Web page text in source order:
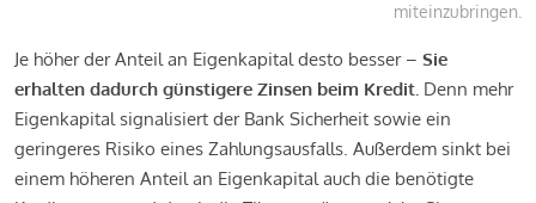
miteinzubringen.
Je höher der Anteil an Eigenkapital desto besser – Sie
erhalten dadurch günstigere Zinsen beim Kredit. Denn mehr
Eigenkapital signalisiert der Bank Sicherheit sowie ein
geringeres Risiko eines Zahlungsausfalls. Außerdem sinkt bei
einem höheren Anteil an Eigenkapital auch die benötigte